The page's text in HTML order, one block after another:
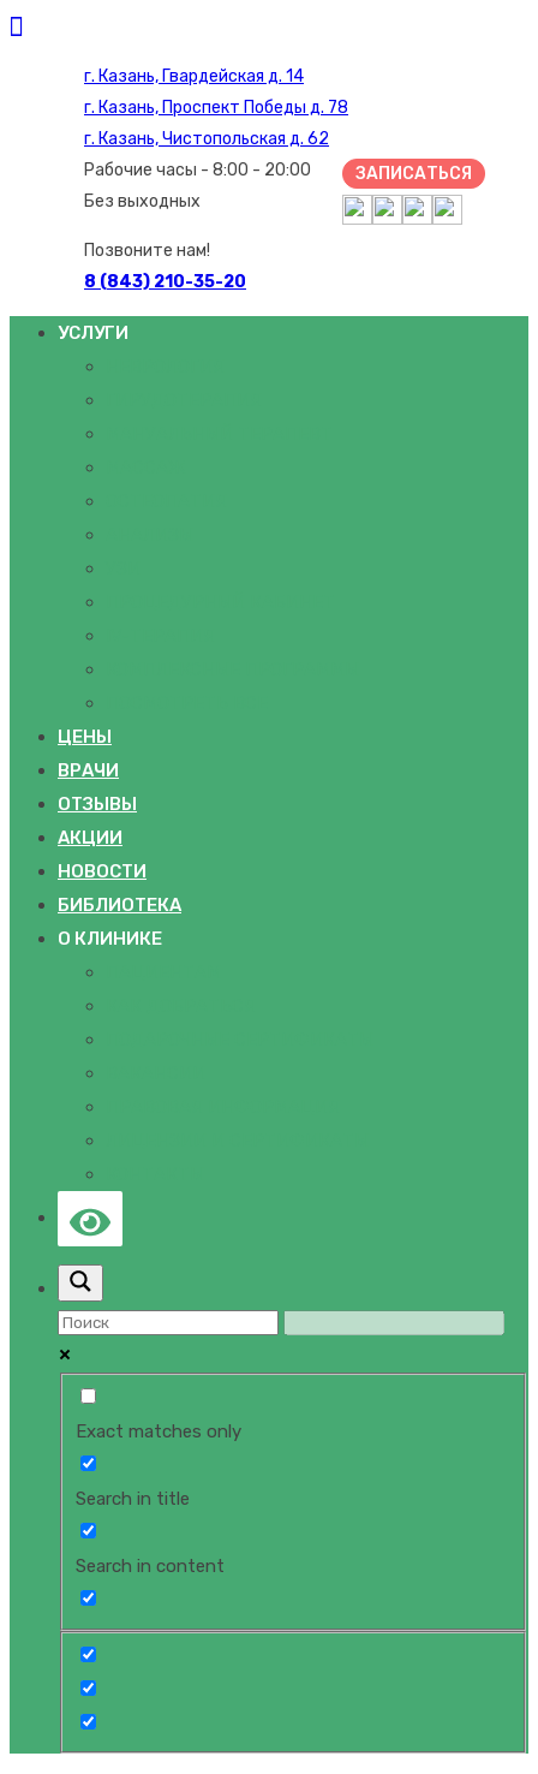
г. Казань, Гвардейская д. 14
г. Казань, Проспект Победы д. 78
г. Казань, Чистопольская д. 62
Рабочие часы - 8:00 - 20:00
Без выходных
ЗАПИСАТЬСЯ
Позвоните нам!
8 (843) 210-35-20
УСЛУГИ
ЦЕНЫ
ВРАЧИ
ОТЗЫВЫ
АКЦИИ
НОВОСТИ
БИБЛИОТЕКА
О КЛИНИКЕ
Exact matches only
Search in title
Search in content